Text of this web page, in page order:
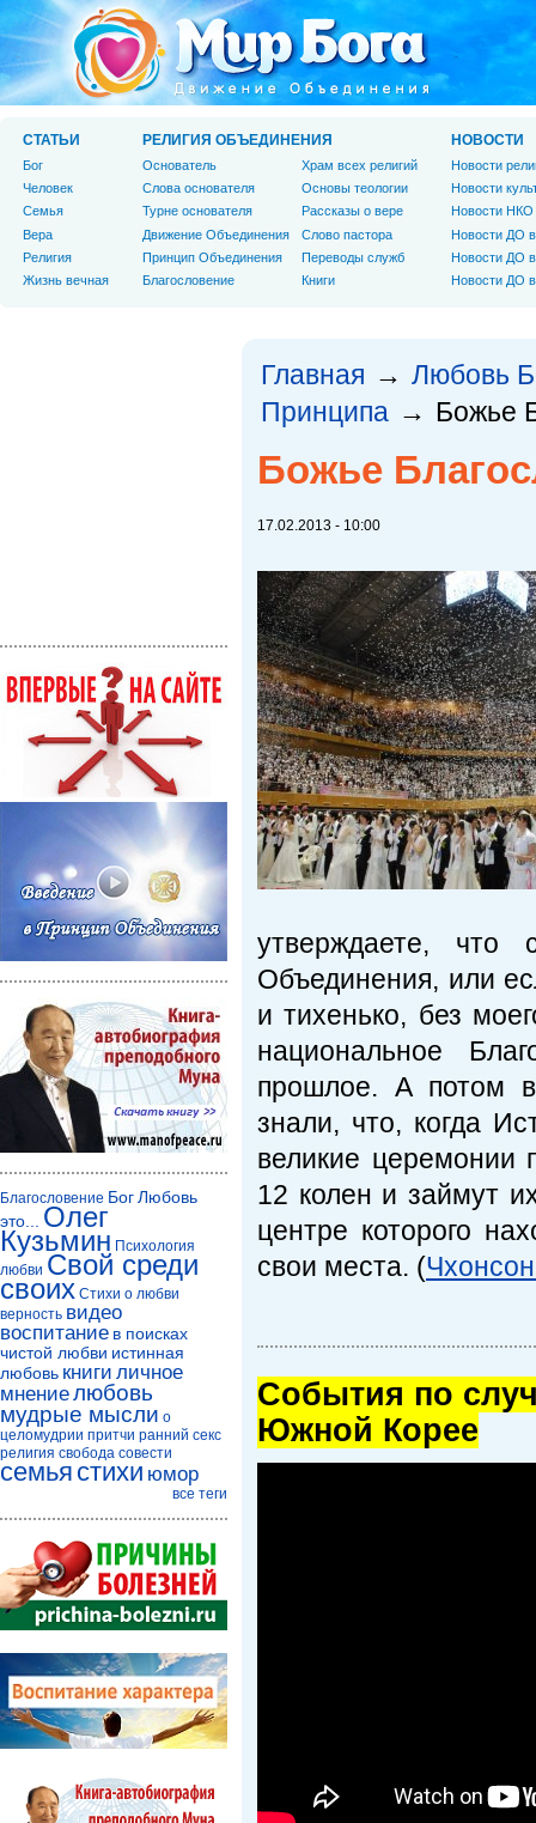
Главная → Любовь
Принципа → Божье
Божье
17.02.2013 - 10:00
утверждаете, что
Объединения, или
и тихенько, без
национальное
прошлое. А потом
знали, что, когда
великие церемонии
12 колен и займут
центре которого
свои места. (
Cобытия по
Южной Корее
СТАТЬИ
Бог
Человек
Cемья
Вера
Религия
Жизнь вечная
РЕЛИГИЯ ОБЪЕДИНЕНИЯ
Основатель
Слова основателя
Турне основателя
Движение Объединения
Принцип Объединения
Благословение
Храм всех религий
Основы теологии
Рассказы о вере
Слово пастора
Переводы служб
Книги
НОВОСТИ
Новости
Новости
Новости НКО
Новости ДО
Новости ДО
Новости ДО
Благословение БогЛюбовь
это...
Олег
Кузьмин Психология
любви Свой среди
своих Стихи о любви
верность видео
воспитание в поисках
чистой любви истинная
любовь книги личное
мнениелюбовь
мудрые мысли о
целомудрии притчи ранний секс
религия свобода совести
семья стихи юмор
все теги